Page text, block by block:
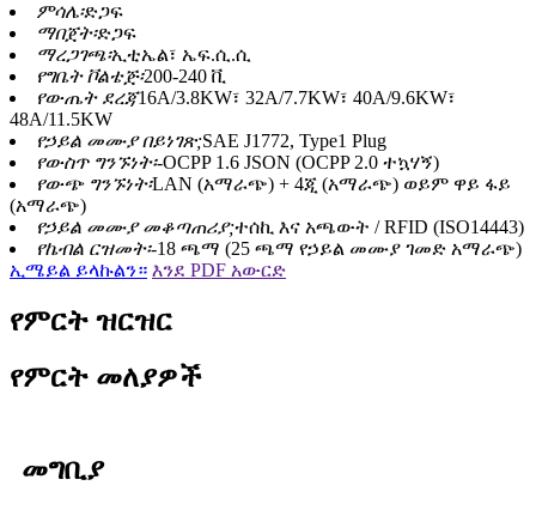
ምሳሌ፡ድጋፍ
ማበጀት፡ድጋፍ
ማረጋገጫ፡ኢቲኤል፣ ኤፍ.ሲ.ሲ
የግቤት ቮልቴጅ፡200-240 ቪ
የውጤት ደረጃ16A/3.8KW፣ 32A/7.7KW፣ 40A/9.6KW፣
48A/11.5KW
የኃይል መሙያ በይነገጽ;SAE J1772, Type1 Plug
የውስጥ ግንኙነት፡-OCPP 1.6 JSON (OCPP 2.0 ተኳሃኝ)
የውጭ ግንኙነት፡LAN (አማራጭ) + 4ጂ (አማራጭ) ወይም ዋይ ፋይ
(አማራጭ)
የኃይል መሙያ መቆጣጠሪያ;ተሰኪ እና አጫውት / RFID (ISO14443)
የኬብል ርዝመት፡-18 ጫማ (25 ጫማ የኃይል መሙያ ገመድ አማራጭ)
ኢሜይል ይላኩልን። እንደ PDF አውርድ
የምርት ዝርዝር
የምርት መለያዎች
መግቢያ